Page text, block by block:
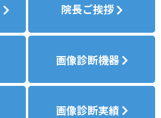
院長ご挨拶
画像診断機器
画像診断実績